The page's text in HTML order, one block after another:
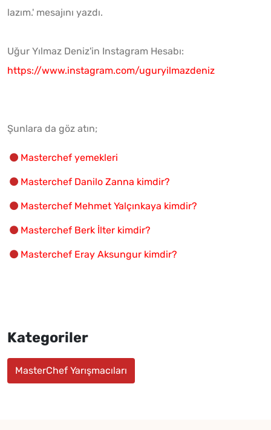
lazım.' mesajını yazdı.
Uğur Yılmaz Deniz'in Instagram Hesabı:
https://www.instagram.com/uguryilmazdeniz
Şunlara da göz atın;
Masterchef yemekleri
Masterchef Danilo Zanna kimdir?
Masterchef Mehmet Yalçınkaya kimdir?
Masterchef Berk İlter kimdir?
Masterchef Eray Aksungur kimdir?
Kategoriler
MasterChef Yarışmacıları